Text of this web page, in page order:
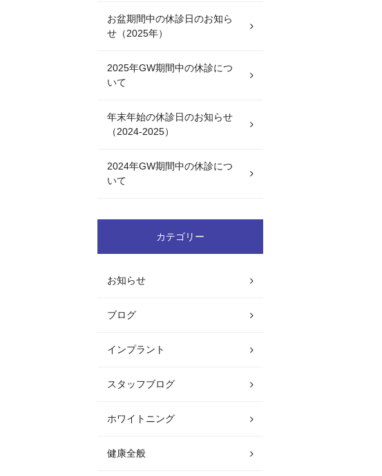
お盆期間中の休診日のお知ら
せ（2025年）
2025年GW期間中の休診につ
いて
年末年始の休診日のお知らせ
（2024-2025）
2024年GW期間中の休診につ
いて
カテゴリー
お知らせ
ブログ
インプラント
スタッフブログ
ホワイトニング
健康全般